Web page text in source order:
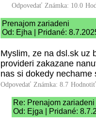
Odpovedať Známka: 10.0
Prenajom zariadeni
Od: Ejha | Pridané:
Myslim, ze na dsl.sk uz
provideri zakazane
nas si dokedy nechame
Odpovedať Známka: 8.7
Re: Prenajom zariadeni
Od: Ejga | Pridané: